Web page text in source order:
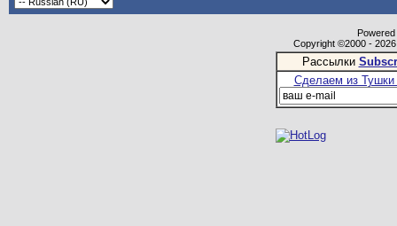
Copyright ©2000 -
Рассылки
Сделаем из Тушки